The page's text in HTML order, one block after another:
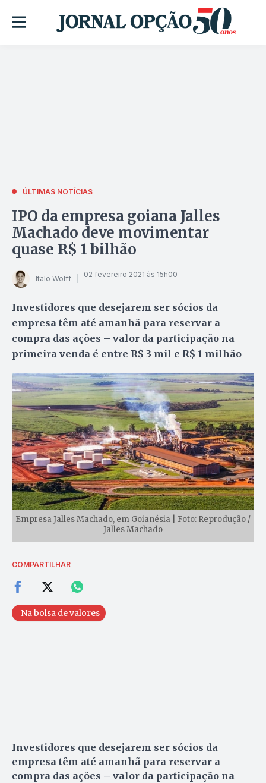
ÚLTIMAS NOTÍCIAS
IPO da empresa goiana Jalles
Machado deve movimentar
quase R$ 1 bilhão
Italo Wolff 02 fevereiro 2021 às 15h00
Investidores que desejarem ser sócios da
empresa têm até amanhã para reservar a
compra das ações – valor da participação na
primeira venda é entre R$ 3 mil e R$ 1 milhão
Empresa Jalles Machado, em Goianésia | Foto: Reprodução /
Jalles Machado
COMPARTILHAR
Na bolsa de valores
Investidores que desejarem ser sócios da
empresa têm até amanhã para reservar a
compra das ações – valor da participação na